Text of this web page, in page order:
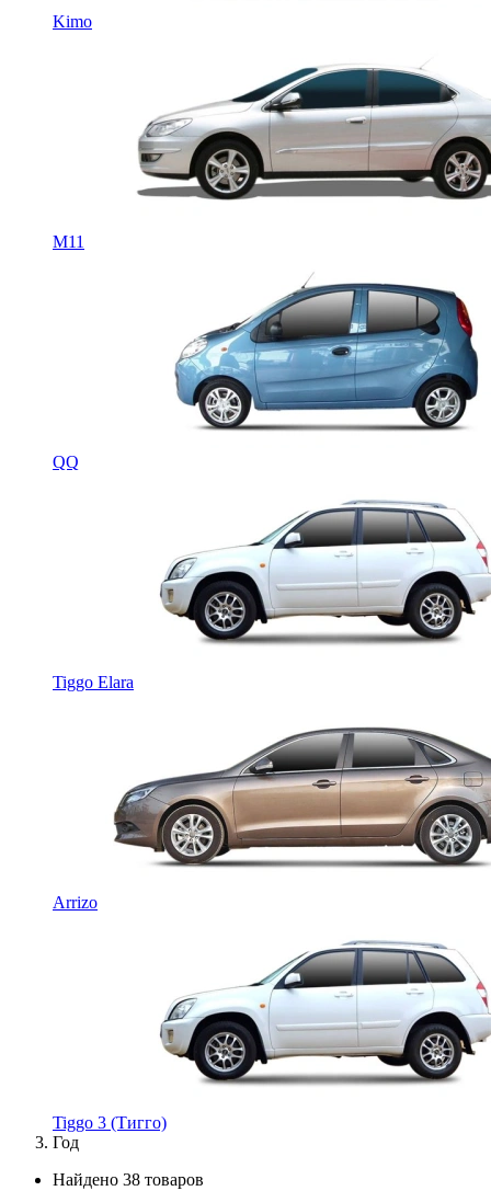
Kimo
M11
QQ
Tiggo Elara
Arrizo
Tiggo 3 (Тигго)
Год
Найдено 38 товаров